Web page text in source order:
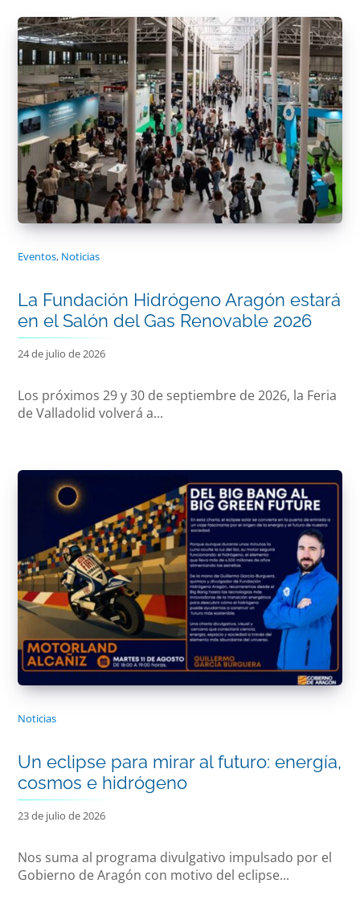
Eventos, Noticias
La Fundación Hidrógeno Aragón estará
en el Salón del Gas Renovable 2026
24 de julio de 2026
Los próximos 29 y 30 de septiembre de 2026, la Feria
de Valladolid volverá a...
Noticias
Un eclipse para mirar al futuro: energía,
cosmos e hidrógeno
23 de julio de 2026
Nos suma al programa divulgativo impulsado por el
Gobierno de Aragón con motivo del eclipse...